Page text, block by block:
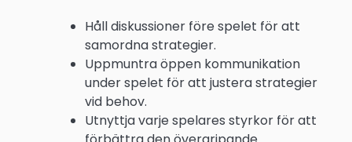
Håll diskussioner före spelet för att
samordna strategier.
Uppmuntra öppen kommunikation
under spelet för att justera strategier
vid behov.
Utnyttja varje spelares styrkor för att